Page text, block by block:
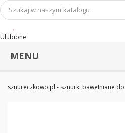
Ulubione
MENU
sznureczkowo.pl - sznurki bawełniane